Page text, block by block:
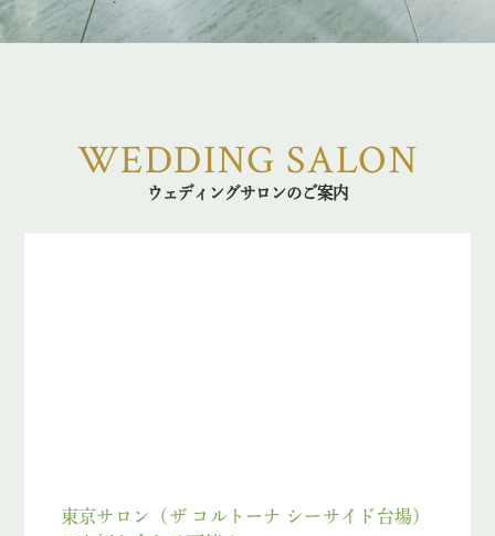
WEDDING SALON
ウェディングサロンのご案内
東京サロン（ザ コルトーナ シーサイド台場）